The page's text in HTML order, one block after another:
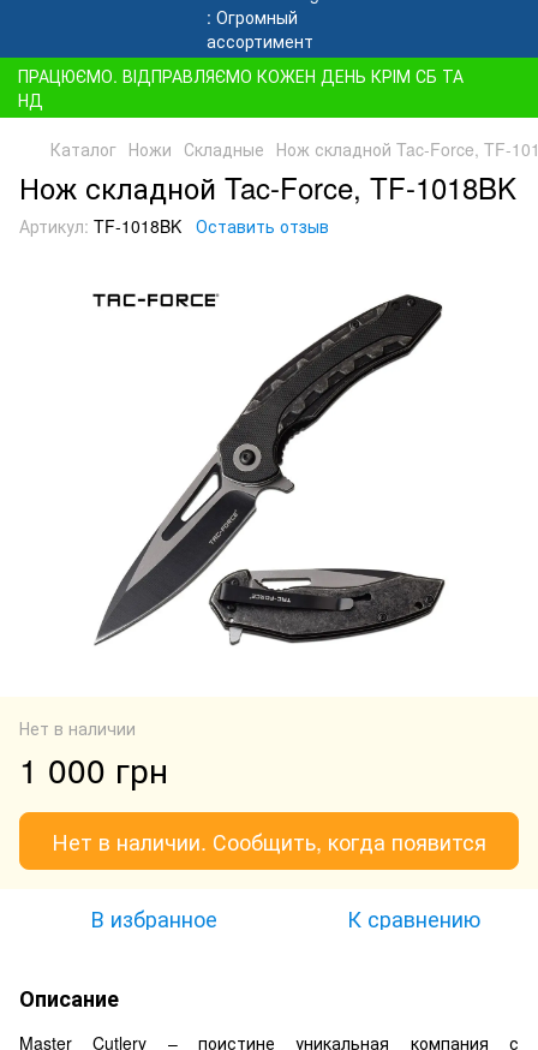
ПРАЦЮЄМО. ВІДПРАВЛЯЄМО КОЖЕН ДЕНЬ КРІМ СБ ТА
НД
Каталог Ножи Складные Нож складной Tac-Force, TF-
Нож складной Tac-Force, TF-1018BK
Артикул: TF-1018BK Оставить отзыв
Нет в наличии
1 000 грн
Нет в наличии. Сообщить, когда появится
В избранное К сравнению
Описание
Master Cutlery – поистине уникальная компания с